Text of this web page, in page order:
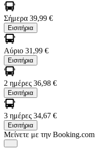
Σήμερα 39,99 €
Εισιτήρια
Αύριο 31,99 €
Εισιτήρια
2 ημέρες 36,98 €
Εισιτήρια
3 ημέρες 34,67 €
Εισιτήρια
Μείνετε με την Booking.com